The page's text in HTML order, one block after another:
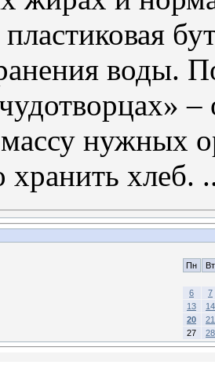
воды.
–
нужных
хранить хлеб.
Пн Вт
6
7
13
14
20
21
27
28